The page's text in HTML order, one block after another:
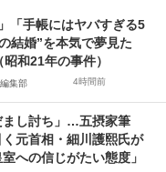
「手帳にはヤバすぎる5
結婚”を本気で夢見た
和21年の事件）
集部 4時間前
まし討ち」…五摂家筆
元首相・細川護熙氏が
への信じがたい態度」